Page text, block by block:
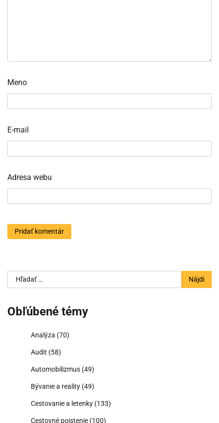
Meno
E-mail
Adresa webu
Hľadať:
Obľúbené témy
Analýza (70)
Audit (58)
Automobilizmus (49)
Bývanie a reality (49)
Cestovanie a letenky (133)
Cestovné poistenie (100)